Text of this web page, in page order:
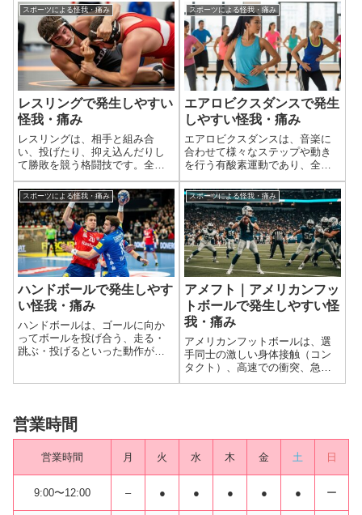
め、様々な外傷や怪我が発生し
やすい特性があります。特に、
下半身の怪我が多い傾向にあり
ます。バスケットボールに関す
る怪我の情報をまと...
があり、コートを走り回るフッ
トワーク、ジャンプ、そして繰
り返し行われるスイング動作が
特徴です。そのため、膝、足首
といった下肢の関...
スポーツによる怪我・痛み
レスリングで発生しやすい
怪我・痛み
レスリングは、相手と組み合
い、投げたり、抑え込んだりし
て勝敗を競う格闘技です。全身
を使った激しいコンタクト、関
節の極め技、投げ技、そして受
け身やマットへの着地が伴うた
め、肩、肘、膝、足首といった
全身の関節や、首、腰、耳に、
脱臼、骨折、靭帯損...
スポーツによる怪我・痛み
エアロビクスダンスで発生
しやすい怪我・痛み
エアロビクスダンスは、音楽に
合わせて様々なステップや動き
を行う有酸素運動であり、全身
運動として人気があります。し
かし、跳ぶ、着地する、方向転
換する、腕を振り回すといった
動作が繰り返されるため、身体
には大きな負荷がかかります。
特に、足首や膝と...
スポーツによる怪我・痛み
ハンドボールで発生しやす
い怪我・痛み
ハンドボールは、ゴールに向か
ってボールを投げ合う、走る・
跳ぶ・投げるといった動作が連
様々な怪我のリスクがありま
す。特に、膝の靭帯損...
スポーツによる怪我・痛み
アメフト｜アメリカンフッ
トボールで発生しやすい怪
我・痛み
アメリカンフットボールは、選
手同士の激しい身体接触（コン
タクト）、高速での衝突、急激
な方向転換、高所からの着地な
営業時間
営業時間 月 火 水 木 金 土 日
9:00〜12:00 – ● ● ● ● ● ー